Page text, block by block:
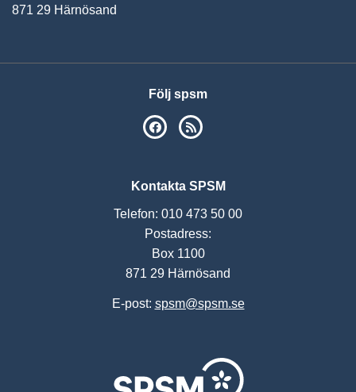
871 29 Härnösand
Följ spsm
SPSM på Facebook
Kontakta SPSM
Telefon: 010 473 50 00
Postadress:
Box 1100
871 29 Härnösand
E-post: spsm@spsm.se